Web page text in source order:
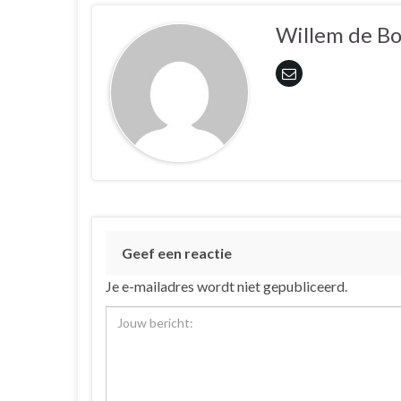
Willem de
Geef een reactie
Je e-mailadres wordt niet gepubliceerd.